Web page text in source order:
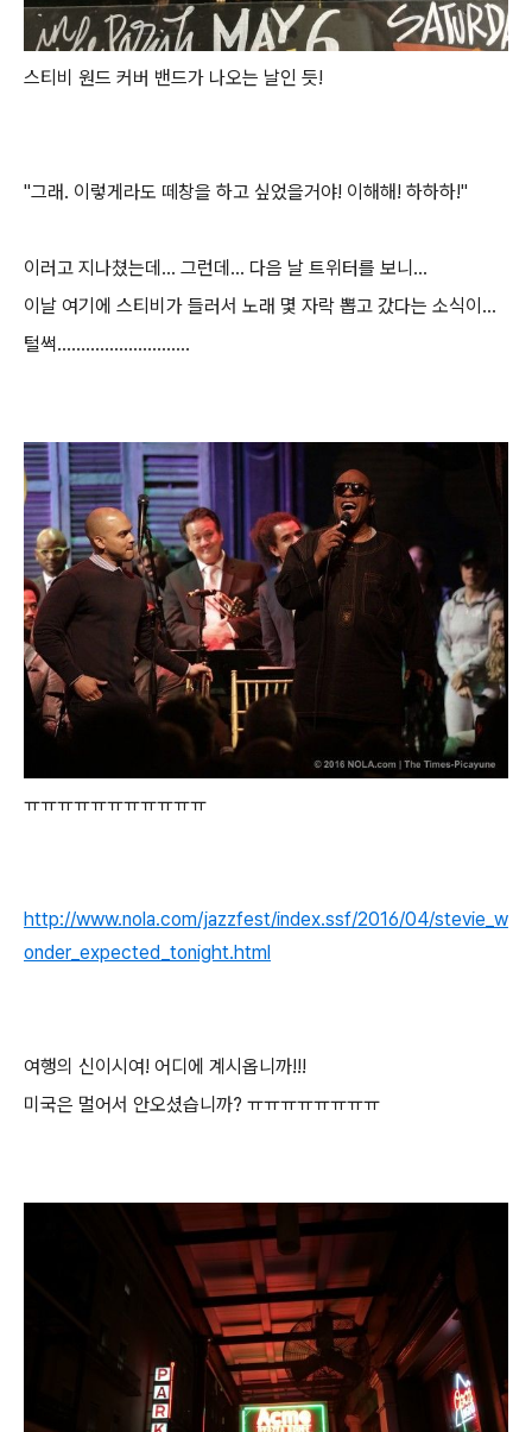
스티비 원드 커버 밴드가 나오는 날인 듯!
"그래. 이렇게라도 떼창을 하고 싶었을거야! 이해해! 하하하!"
이러고 지나쳤는데... 그런데... 다음 날 트위터를 보니...
이날 여기에 스티비가 들러서 노래 몇 자락 뽑고 갔다는 소식이...
털썩............................
ㅠㅠㅠㅠㅠㅠㅠㅠㅠㅠㅠ
http://www.nola.com/jazzfest/index.ssf/2016/04/stevie_w
onder_expected_tonight.html
여행의 신이시여! 어디에 계시옵니까!!!
미국은 멀어서 안오셨습니까? ㅠㅠㅠㅠㅠㅠㅠㅠ